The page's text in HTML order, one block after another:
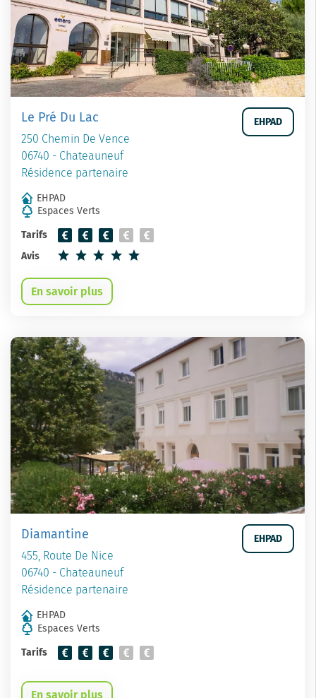
Le Pré Du Lac
250 Chemin De Vence
06740 - Chateauneuf
Résidence partenaire
EHPAD
EHPAD
Espaces Verts
Tarifs
Avis
En savoir plus
Diamantine
455, Route De Nice
06740 - Chateauneuf
Résidence partenaire
EHPAD
EHPAD
Espaces Verts
Tarifs
En savoir plus